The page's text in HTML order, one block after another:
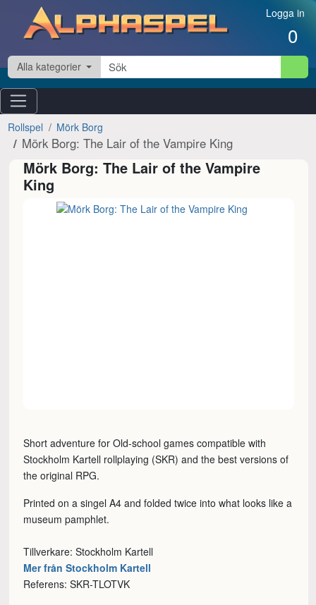
Hoppa till innehåll Logga in
0
Alla kategorier
Rollspel Mörk Borg
Mörk Borg: The Lair of the Vampire King
Mörk Borg: The Lair of the Vampire
King
Short adventure for Old-school games compatible with
Stockholm Kartell rollplaying (SKR) and the best versions of
the original RPG.
Printed on a singel A4 and folded twice into what looks like a
museum pamphlet.
Tillverkare: Stockholm Kartell
Mer från Stockholm Kartell
Referens: SKR-TLOTVK